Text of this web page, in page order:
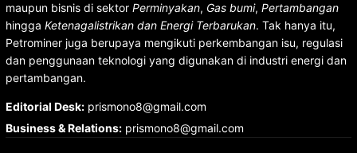
maupun bisnis di sektor Perminyakan, Gas bumi, Pertambangan
hingga Ketenagalistrikan dan Energi Terbarukan. Tak hanya itu,
Petrominer juga berupaya mengikuti perkembangan isu, regulasi
dan penggunaan teknologi yang digunakan di industri energi dan
pertambangan.
Editorial Desk:prismono8@gmail.com
Business & Relations:prismono8@gmail.com